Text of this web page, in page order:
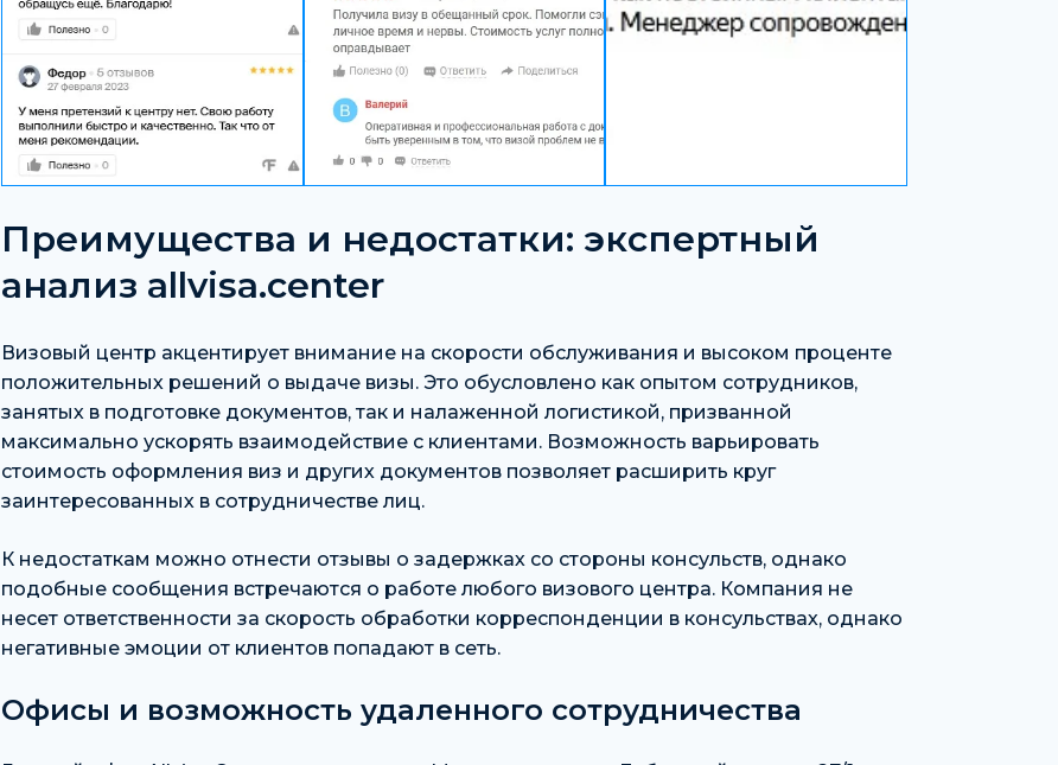
Преимущества и недостатки: экспертный
анализ allvisa.center
Визовый центр акцентирует внимание на скорости обслуживания и высоком проценте
положительных решений о выдаче визы. Это обусловлено как опытом сотрудников,
занятых в подготовке документов, так и налаженной логистикой, призванной
максимально ускорять взаимодействие с клиентами. Возможность варьировать
стоимость оформления виз и других документов позволяет расширить круг
заинтересованных в сотрудничестве лиц.
К недостаткам можно отнести отзывы о задержках со стороны консульств, однако
подобные сообщения встречаются о работе любого визового центра. Компания не
несет ответственности за скорость обработки корреспонденции в консульствах, однако
негативные эмоции от клиентов попадают в сеть.
Офисы и возможность удаленного сотрудничества